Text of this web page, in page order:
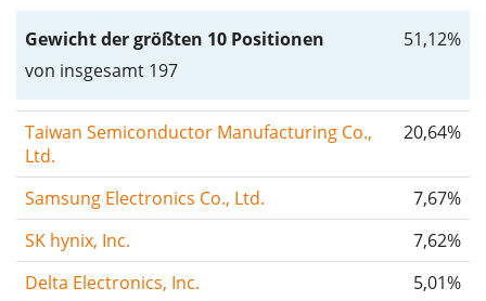
Gewicht der größten 10 Positionen
von insgesamt 197
51,12%
Taiwan Semiconductor Manufacturing Co.,
Ltd.
20,64%
Samsung Electronics Co., Ltd.
7,67%
SK hynix, Inc.
7,62%
Delta Electronics, Inc.
5,01%